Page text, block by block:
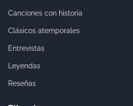
Canciones con historia
Clásicos atemporales
Entrevistas
Leyendas
Reseñas